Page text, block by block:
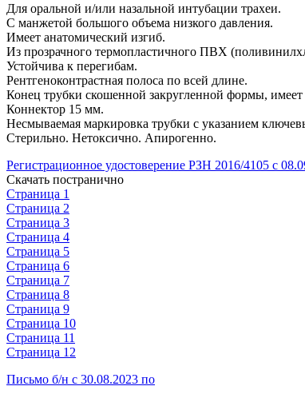
Для оральной и/или назальной интубации трахеи.
С манжетой большого объема низкого давления.
Имеет анатомический изгиб.
Из прозрачного термопластичного ПВХ
Устойчива к перегибам.
Рентгеноконтрастная полоса по всей длине.
Конец трубки скошенной закругленной формы,
Коннектор 15 мм.
Несмываемая маркировка трубки с указанием
Стерильно. Нетоксично. Апирогенно.
Регистрационное удостоверение РЗН 2016/4105 с
Скачать постранично
Страница 1
Страница 2
Страница 3
Страница 4
Страница 5
Страница 6
Страница 7
Страница 8
Страница 9
Страница 10
Страница 11
Страница 12
Письмо б/н с 30.08.2023 по